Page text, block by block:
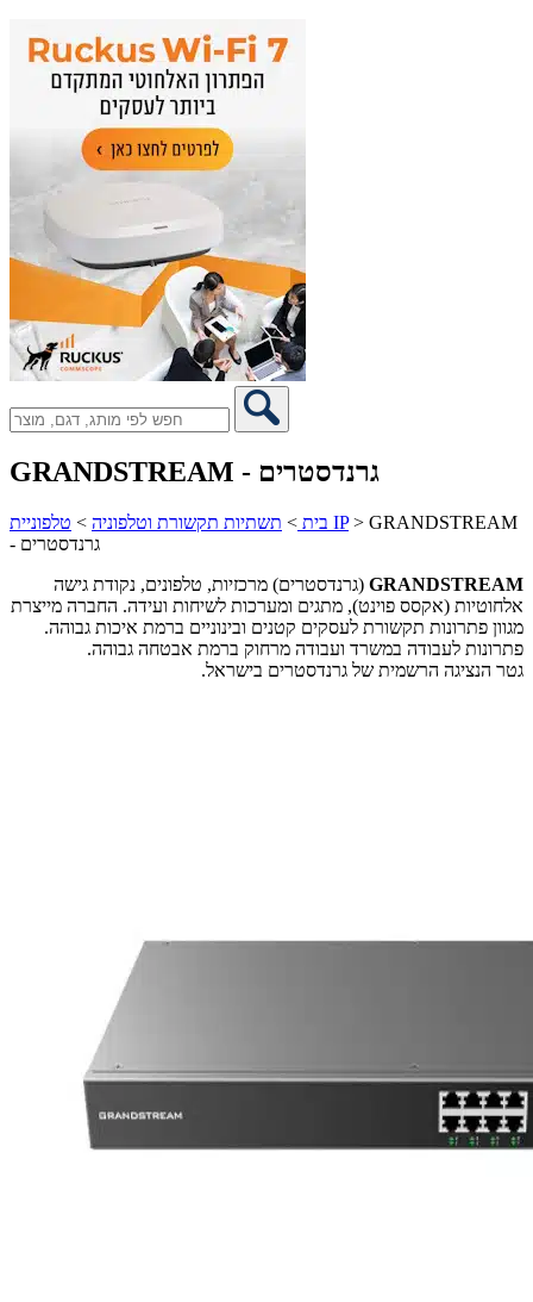
GRANDSTREAM - גרנדסטרים
בית > תשתיות תקשורת וטלפוניה > טלפוניית IP> GRANDSTREAM
- גרנדסטרים
GRANDSTREAM (גרנדסטרים) מרכזיות, טלפונים, נקודת גישה
אלחוטיות (אקסס פוינט), מתגים ומערכות לשיחות ועידה. החברה מייצרת
מגוון פתרונות תקשורת לעסקים קטנים ובינוניים ברמת איכות גבוהה.
פתרונות לעבודה במשרד ועבודה מרחוק ברמת אבטחה גבוהה.
גטר הנציגה הרשמית של גרנדסטרים בישראל.